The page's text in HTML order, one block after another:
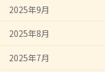
2025年9月
2025年8月
2025年7月